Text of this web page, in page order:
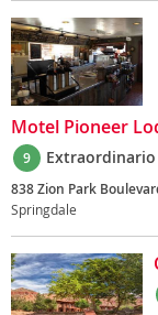
Motel Pioneer
9 Extraordinario
838 Zion Park
Springdale